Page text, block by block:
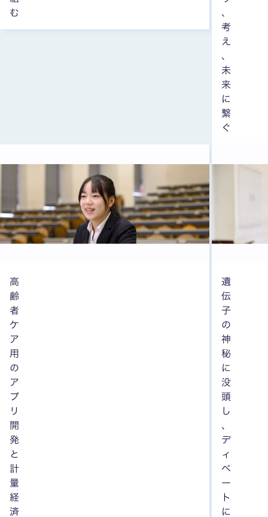
む
高
齢
者
ケ
ア
用
の
ア
プ
リ
開
発
と
計
量
経
済
、
考
え
、
未
来
に
繋
ぐ
遺
伝
子
の
神
秘
に
没
頭
し
、
デ
ィ
ベ
ー
ト
に